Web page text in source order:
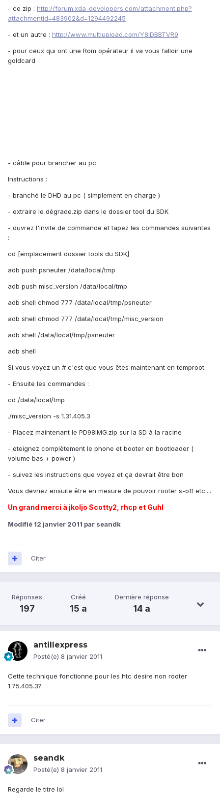
- ce zip : http://forum.xda-developers.com/attachment.php?
attachmentid=483902&d=1294492245
- et un autre : http://www.multiupload.com/Y8IDBBTVR9
- pour ceux qui ont une Rom opérateur il va vous falloir une
goldcard :
- câble pour brancher au pc
Instructions :
- branché le DHD au pc ( simplement en charge )
- extraire le dégrade.zip dans le dossier tool du SDK
- ouvrez l'invite de commande et tapez les commandes suivantes
:
cd [emplacement dossier tools du SDK]
adb push psneuter /data/local/tmp
adb push misc_version /data/local/tmp
adb shell chmod 777 /data/local/tmp/psneuter
adb shell chmod 777 /data/local/tmp/misc_version
adb shell /data/local/tmp/psneuter
adb shell
Si vous voyez un # c'est que vous êtes maintenant en temproot
- Ensuite les commandes :
cd /data/local/tmp
./misc_version -s 1.31.405.3
- Placez maintenant le PD98IMG.zip sur la SD à la racine
- eteignez complètement le phone et booter en bootloader (
volume bas + power )
- suivez les instructions que voyez et ça devrait être bon
Vous devriez ensuite être en mesure de pouvoir rooter s-off etc....
Un grand merci à jkoljo Scotty2, rhcp et Guhl
Modifié 12 janvier 2011 par seandk
Citer
Réponses
197
Créé
15 a
Dernière réponse
14 a
antillexpress
Posté(e) 8 janvier 2011
Cette technique fonctionne pour les htc desire non rooter
1.75.405.3?
Citer
seandk
Posté(e) 8 janvier 2011
Regarde le titre lol